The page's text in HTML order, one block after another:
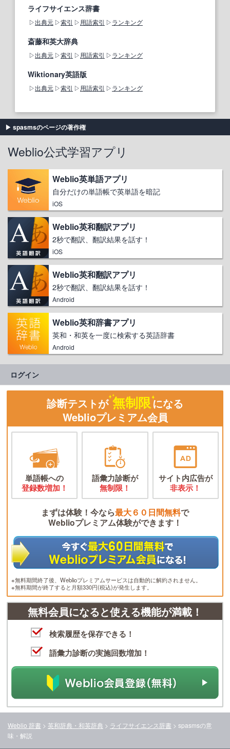
ライフサイエンス辞書
出典元 索引 用語索引 ランキング
斎藤和英大辞典
出典元 索引 用語索引 ランキング
Wiktionary英語版
出典元 索引 用語索引 ランキング
spasmsのページの著作権
Weblio公式学習アプリ
Weblio英単語アプリ
自分だけの単語帳で英単語を暗記
iOS
Weblio英和翻訳アプリ
2秒で翻訳、翻訳結果を話す！
iOS
Weblio英和翻訳アプリ
2秒で翻訳、翻訳結果を話す！
Android
Weblio英和辞書アプリ
英和・和英を一度に検索する英語辞書
Android
ログイン
診断テストが 無制限になる
Weblioプレミアム会員
単語帳への
登録数増加！
語彙力診断が
無制限！
サイト内広告が
非表示！
まずは体験！今なら最大６０日間無料で
Weblioプレミアム体験ができます！
※無料期間終了後、Weblioプレミアムサービスは自動的に解約されません。
※無料期間が終了すると月額330円(税込)が発生します。
無料会員になると使える機能が満載！
検索履歴を保存できる！
語彙力診断の実施回数増加！
Weblio 辞書 > 英和辞典・和英辞典 > ライフサイエンス辞書 > spasmsの意
味・解説